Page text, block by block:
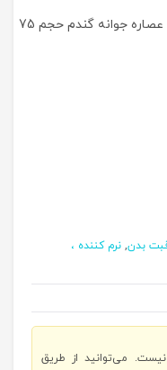
بدن, نرم کننده ،
می‌توانید از طریق